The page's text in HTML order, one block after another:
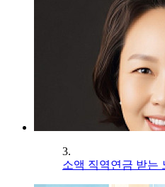
3.
소액 직역연금 받는